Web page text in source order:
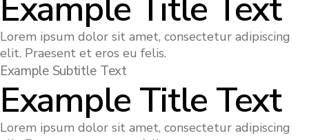
Lorem ipsum dolor sit amet, consectetur adipiscing
elit. Praesent et eros eu felis.
Example Subtitle Text
Example Title Text
Lorem ipsum dolor sit amet, consectetur adipiscing